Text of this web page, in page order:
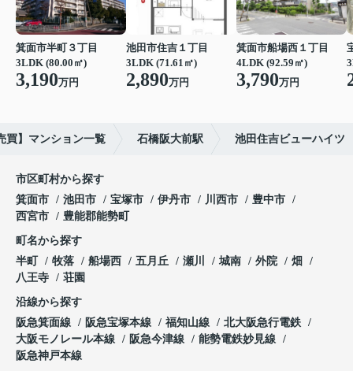
箕面市半町３丁目
3LDK (80.00㎡)
3,190万円
池田市住吉１丁目
3LDK (71.61㎡)
2,890万円
箕面市船場西１丁目
4LDK (92.59㎡)
3,790万円
買】マンション一覧 石橋阪大前駅 池田住吉ビューハイツ
市区町村から探す
箕面市
池田市 宝塚市 伊丹市 川西市
豊中市
西宮市
豊能郡能勢町
町名から探す
半町
牧落 船場西 五月丘 瀬川 城南 外院
畑
八王寺
荘園
沿線から探す
阪急箕面線
阪急宝塚本線 福知山線
北大阪急行電鉄
大阪モノレール本線
阪急今津線
能勢電鉄妙見線
阪急神戸本線